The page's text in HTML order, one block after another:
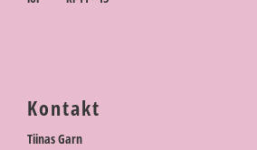
Kontakt
Tiinas Garn